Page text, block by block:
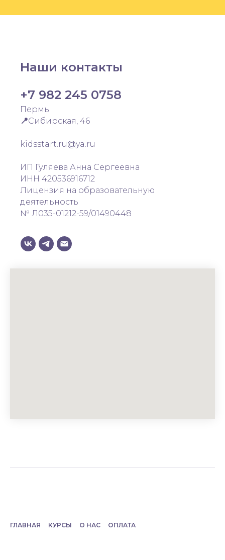
Наши контакты
+7 982 245 0758
Пермь
📍Сибирская, 46
kidsstart.ru@ya.ru
ИП Гуляева Анна Сергеевна
ИНН 420536916712
Лицензия на образовательную
деятельность
№ Л035-01212-59/01490448
ГЛАВНАЯ КУРСЫ О НАС ОПЛАТА